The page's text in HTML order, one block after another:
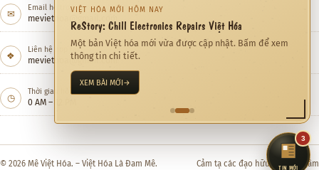
✉ Email hỗ trợ
meviethoa@gmail.com
❖ Liên hệ hợp tác
meviethoa@gmail.com
◷ Thời gian hỗ trợ
0 AM – 12 PM
© 2026 Mê Việt Hóa. – Việt Hóa Là Đam Mê. Cảm tạ các đạo hữu đã quan tâm
CỘNG ĐỒNG ĐANG QUAN TÂM
Quỷ Cốc Bát Hoang Việt Hóa
Việt hóa Game đang được xem nhiều trong tháng này.
KHÁM PHÁ NGAY
TIN MỚI
3